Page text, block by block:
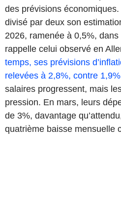
des prévisions
divisé par deux son
2026, ramenée à 0,5%,
rappelle celui observé en
temps, ses prévisions
relevées à 2,8%, contre
salaires progressent, mais
pression. En mars, leurs
de 3%, davantage
quatrième baisse mensuelle